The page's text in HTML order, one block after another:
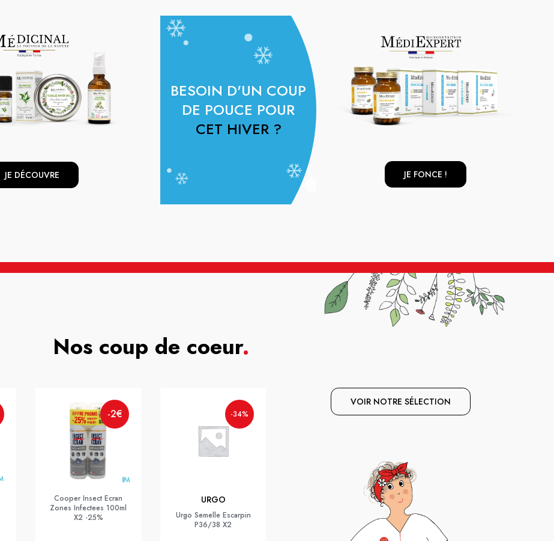
JE DÉCOUVRE
BESOIN D'UN COUP
DE POUCE POUR
CET HIVER ?
JE FONCE !
Nos coup de coeur.
-2€
Cooper Insect Ecran
Zones Infectees 100ml
X2 -25%
-34%
URGO
Urgo Semelle Escarpin
P36/38 X2
VOIR NOTRE SÉLECTION